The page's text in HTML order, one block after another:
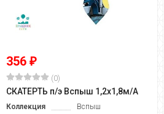
356 ₽
(0)
СКАТЕРТЬ п/э Вспыш 1,2х1,8м/А
Коллекция Вспыш